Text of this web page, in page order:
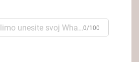
0/100